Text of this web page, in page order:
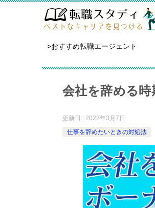
>おすすめ転職エージェント
会社を辞める
更新日 : 2022年3月7日
仕事を辞めたいときの対処法